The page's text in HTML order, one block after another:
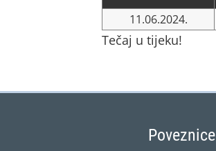
11.06.2024.
Tečaj u tijeku!
Poveznice